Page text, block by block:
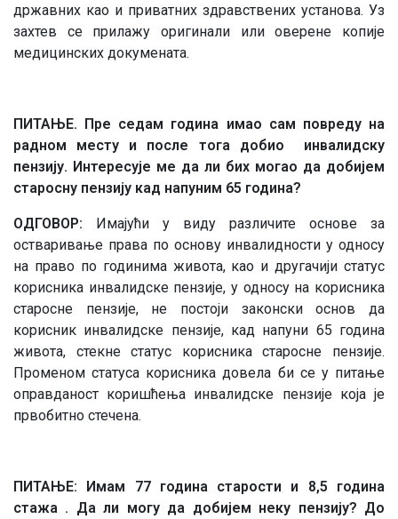
државних као и приватних здравствених установа. Уз
захтев се прилажу оригинали или оверене копије
медицинских докумената.
ПИТАЊЕ. Пре седам година имао сам повреду на
радном месту и после тога добио инвалидску
пензију. Интересује ме да ли бих могао да добијем
старосну пензију кад напуним 65 година?
ОДГОВОР: Имајући у виду различите основе за
остваривање права по основу инвалидности у односу
на право по годинима живота, као и другачији статус
корисника инвалидске пензије, у односу на корисника
старосне пензије, не постоји законски основ да
корисник инвалидске пензије, кад напуни 65 годинa
живота, стекне статус корисника старосне пензије.
Променом статуса корисника довела би се у питање
оправданост коришћења инвалидске пензије која је
првобитно стечена.
ПИТАЊЕ: Имам 77 година старости и 8,5 година
стажа . Да ли могу да добијем неку пензију? До